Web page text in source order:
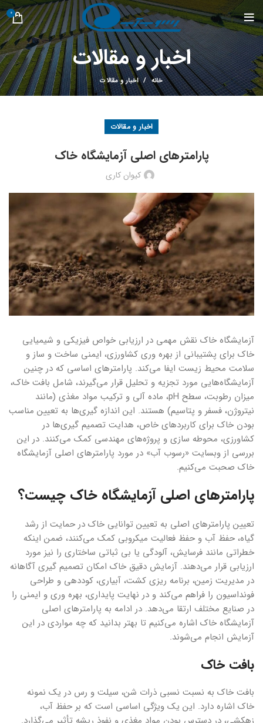
0
اخبار و مقالات
خانه اخبار و مقالات
اخبار و مقالات
پارامترهای اصلی آزمایشگاه خاک
کیوان کاری
آزمایشگاه خاک نقش مهمی در ارزیابی خواص فیزیکی و شیمیایی
خاک برای پشتیبانی از بهره وری کشاورزی، ایمنی ساخت و ساز و
سلامت محیط زیست ایفا می‌کند. پارامترهای اساسی که در چنین
آزمایشگاه‌هایی مورد تجزیه و تحلیل قرار می‌گیرند، شامل بافت خاک،
میزان رطوبت، سطح pH، ماده آلی و ترکیب مواد مغذی (مانند
نیتروژن، فسفر و پتاسیم) هستند. این اندازه گیری‌ها به تعیین مناسب
بودن خاک برای کاربردهای خاص، هدایت تصمیم گیری‌ها در
کشاورزی، محوطه سازی و پروژه‌های مهندسی کمک می‌کنند. در این
بررسی از وبسایت «رسوب آب» در مورد پارامترهای اصلی آزمایشگاه
خاک صحبت می‌کنیم.
پارامترهای اصلی آزمایشگاه خاک چیست؟
تعیین پارامترهای اصلی به تعیین توانایی خاک در حمایت از رشد
گیاه، حفظ آب و حفظ فعالیت میکروبی کمک می‌کنند، ضمن اینکه
خطراتی مانند فرسایش، آلودگی یا بی ثباتی ساختاری را نیز مورد
ارزیابی قرار می‌دهند. آزمایش دقیق خاک امکان تصمیم گیری آگاهانه
در مدیریت زمین، برنامه ریزی کشت، آبیاری، کوددهی و طراحی
فونداسیون را فراهم می‌کند و در نهایت پایداری، بهره وری و ایمنی را
در صنایع مختلف ارتقا می‌دهد. در ادامه به پارامترهای اصلی
آزمایشگاه خاک اشاره می‌کنیم تا بهتر بدانید که چه مواردی در این
آزمایش انجام می‌شوند.
بافت خاک
بافت خاک به نسبت نسبی ذرات شن، سیلت و رس در یک نمونه
خاک اشاره دارد. این یک ویژگی اساسی است که بر حفظ آب،